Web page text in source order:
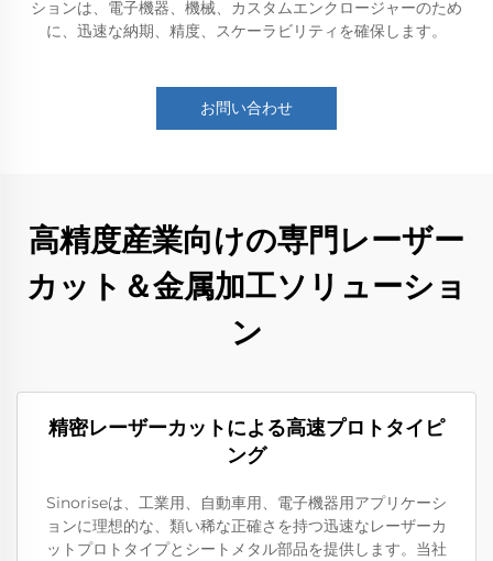
ションは、電子機器、機械、カスタムエンクロージャーのため
に、迅速な納期、精度、スケーラビリティを確保します。
お問い合わせ
高精度産業向けの専門レーザー
カット＆金属加工ソリューショ
ン
精密レーザーカットによる高速プロトタイピ
ング
Sinoriseは、工業用、自動車用、電子機器用アプリケーシ
ョンに理想的な、類い稀な正確さを持つ迅速なレーザーカ
ットプロトタイプとシートメタル部品を提供します。当社